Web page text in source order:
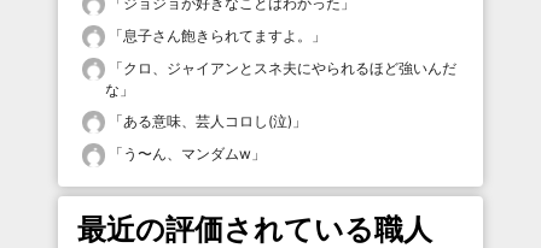
「息子さん飽きられてますよ。
」
「クロ、ジャイアンとスネ夫にやられるほど強いんだ
な 」
「ある意味、芸人コロし(泣) 」
「 う〜ん、マンダムw 」
最近の評価されている職人